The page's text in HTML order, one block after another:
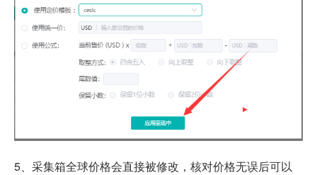
5、采集箱全球价格会直接被修改，核对价格无误后可以